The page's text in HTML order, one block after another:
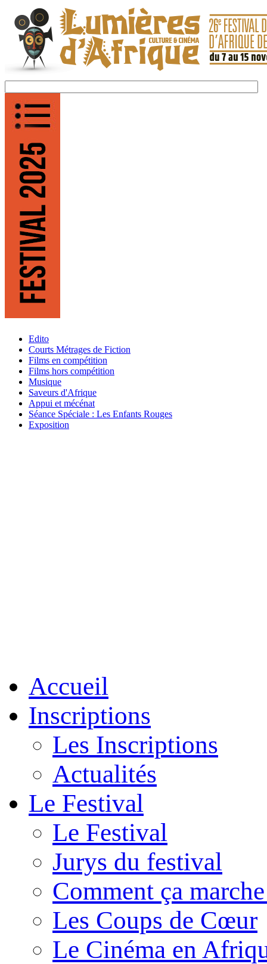
Edito
Courts Métrages de Fiction
Films en compétition
Films hors compétition
Musique
Saveurs d'Afrique
Appui et mécénat
Séance Spéciale : Les Enfants Rouges
Exposition
Accueil
Inscriptions
Les Inscriptions
Actualités
Le Festival
Le Festival
Jurys du festival
Comment ça
Les Coups de Cœur
Le Cinéma en